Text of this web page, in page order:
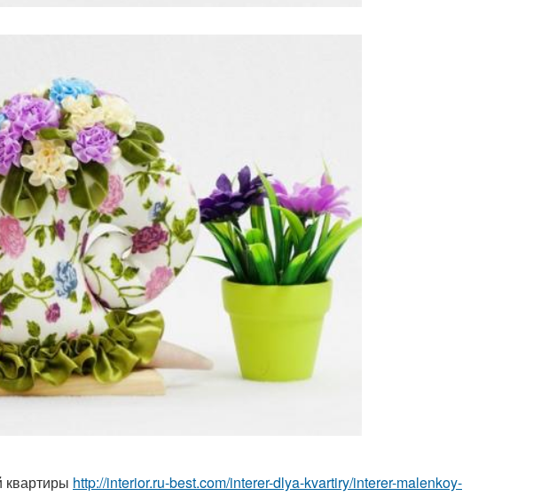
квартиры http://interior.ru-best.com/interer-dlya-kvartiry/interer-malenkoy-